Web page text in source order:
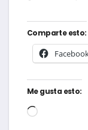
Comparte esto:
Me gusta esto:
Cargando...